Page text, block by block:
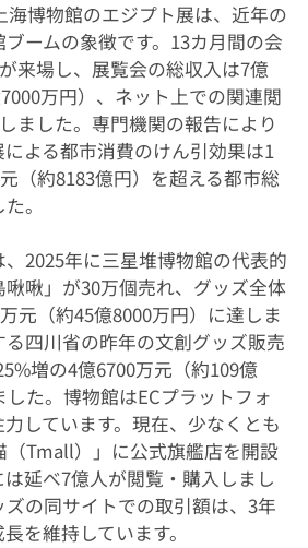
海博物館のエジプト展は、近年の
ームの象徴です。13カ月間の会
来場し、展覧会の総収入は7億
万円）、ネット上での関連閲
ました。専門機関の報告により
よる都市消費のけん引効果は1
（約8183億円）を超える都市総
。
2025年に三星堆博物館の代表的
啾」が30万個売れ、グッズ全体
元（約45億8000万円）に達しま
る四川省の昨年の文創グッズ販売
増の4億6700万元（約109億
た。博物館はECプラットフォ
しています。現在、少なくとも
（Tmall）」に公式旗艦店を開設
は延べ7億人が閲覧・購入しまし
の同サイトでの取引額は、3年
を維持しています。